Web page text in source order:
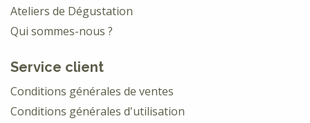
Ateliers de Dégustation
Qui sommes-nous ?
Service client
Conditions générales de ventes
Conditions générales d'utilisation